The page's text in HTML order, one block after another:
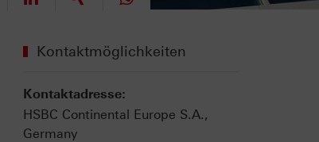
Kontaktmöglichkeiten
Kontaktadresse:
HSBC Continental Europe S.A.,
Germany